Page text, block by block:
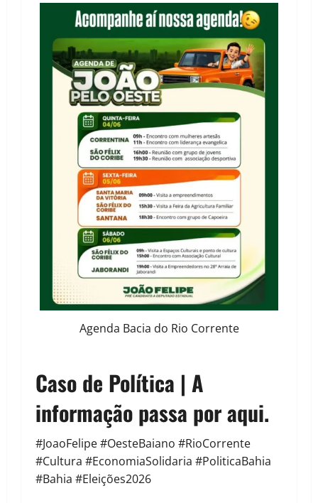
Agenda Bacia do Rio Corrente
Caso de Política | A
informação passa por aqui.
#JoaoFelipe #OesteBaiano #RioCorrente
#Cultura #EconomiaSolidaria #PoliticaBahia
#Bahia #Eleições2026